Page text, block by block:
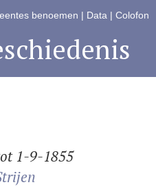
benoemen | Data | Colofon
1-9-1855